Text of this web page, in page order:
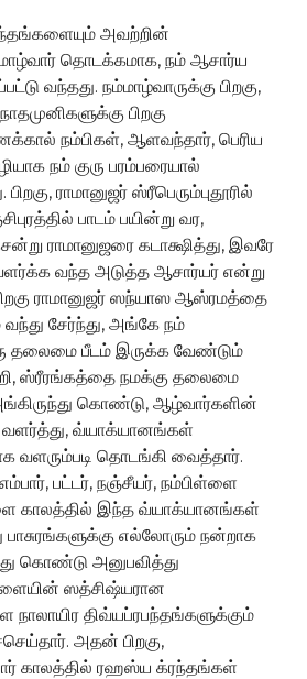
அவற்றின்
தொடக்கமாக, நம் ஆசார்ய
வந்தது. நம்மாழ்வாருக்கு பிறகு,
பிறகு
நம்பிகள், ஆளவந்தார், பெரிய
நம் குரு பரம்பரையால்
ராமானுஜர் ஸ்ரீபெரும்புதூரில்
பாடம் பயின்று வர,
ராமானுஜரை கடாக்ஷித்து, இவரே
வந்த அடுத்த ஆசார்யர் என்று
ராமானுஜர் ஸந்யாஸ ஆஸ்ரமத்தை
சேர்ந்து, அங்கே நம்
தலைமை பீடம் இருக்க வேண்டும்
ஸ்ரீரங்கத்தை நமக்கு தலைமை
கொண்டு, ஆழ்வார்களின்
வளர்த்து, வ்யாக்யானங்கள்
வளரும்படி தொடங்கி வைத்தார்.
எம்பார், பட்டர், நஞ்சீயர், நம்பிள்ளை
காலத்தில் இந்த வ்யாக்யானங்கள்
பாசுரங்களுக்கு எல்லோரும் நன்றாக
கொண்டு அனுபவித்து
ஸத்சிஷ்யரான
நாலாயிர திவ்யப்ரபந்தங்களுக்கும்
அதன் பிறகு,
காலத்தில் ரஹஸ்ய க்ரந்தங்கள்